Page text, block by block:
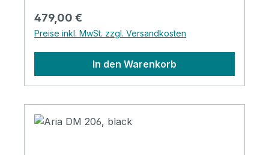
Spieler mit kleineren Händen, auch die
ideale Wahl für Gitarristen, die den Bass
erkunden wollen. Erhältlich in 3
Farbvariationen von 3 Tone Sunburst,
Length: 780 mm (30-1/2") Pickups: Mini
Regulärer Preis:
479,00 €
Preise inkl. MwSt. zzgl. Versandkosten
In den Warenkorb